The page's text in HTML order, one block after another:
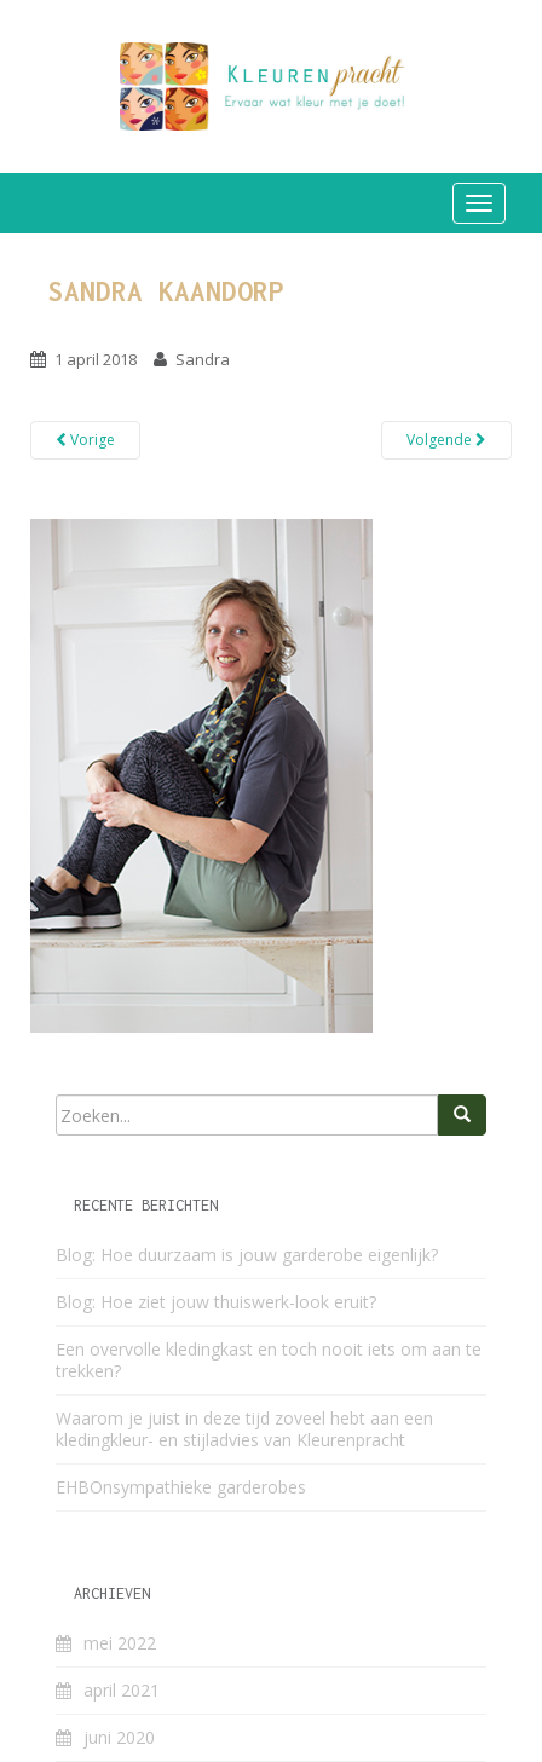
SANDRA KAANDORP
1 april 2018 Sandra
Vorige Volgende
RECENTE BERICHTEN
Blog: Hoe duurzaam is jouw garderobe eigenlijk?
Blog: Hoe ziet jouw thuiswerk-look eruit?
Een overvolle kledingkast en toch nooit iets om aan te
trekken?
Waarom je juist in deze tijd zoveel hebt aan een
kledingkleur- en stijladvies van Kleurenpracht
EHBOnsympathieke garderobes
ARCHIEVEN
mei 2022
april 2021
juni 2020